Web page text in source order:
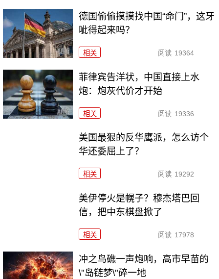
德国偷偷摸摸找中国“命门”，这牙
呲得起来吗？
相关 阅读 19364
菲律宾告洋状，中国直接上水
炮：炮灰代价才开始
相关 阅读 19336
美国最狠的反华鹰派，怎么访个
华还委屈上了？
相关 阅读 19292
美伊停火是幌子？穆杰塔巴回
信，把中东棋盘掀了
相关 阅读 17978
冲之鸟礁一声炮响，高市早苗的
\"岛链梦\"碎一地